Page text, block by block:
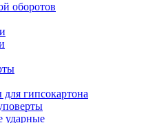
оборотов
гипсокартона
ударные